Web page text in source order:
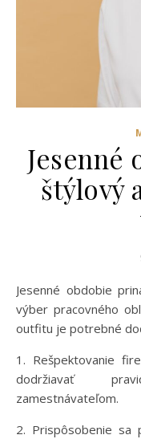
Jesenné
štýlový
Jesenné obdobie prináša zmeny v počasí, čo ovplyvňuje
výber pracovného
outfitu je potrebné
1. Rešpektovanie
dodržiavať
zamestnávateľom.
2. Prispôsobenie sa